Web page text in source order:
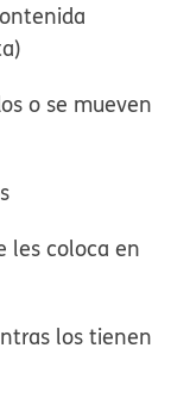
o se mueven
les coloca en
los tienen